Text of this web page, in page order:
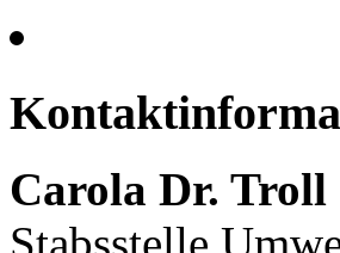
Carola Dr. Troll